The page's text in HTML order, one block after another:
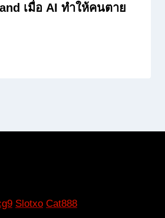
เมื่อ AI ทำให้คนตาย
Slotxo Cat888